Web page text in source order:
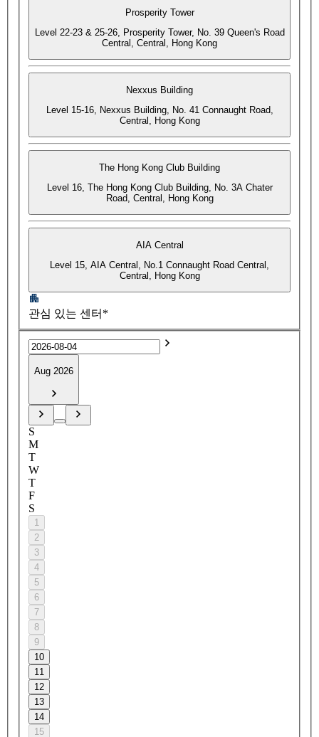
Prosperity Tower
Level 22-23 & 25-26, Prosperity Tower, No. 39 Queen's Road
Central, Central, Hong Kong
Nexxus Building
Level 15-16, Nexxus Building, No. 41 Connaught Road,
Central, Hong Kong
The Hong Kong Club Building
Level 16, The Hong Kong Club Building, No. 3A Chater
Road, Central, Hong Kong
AIA Central
Level 15, AIA Central, No.1 Connaught Road Central,
Central, Hong Kong
관심 있는 센터*
Aug 2026
S
M
T
W
T
F
S
1
2
3
4
5
6
7
8
9
10
11
12
13
14
15